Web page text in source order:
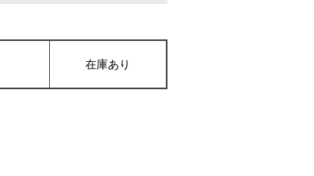
在庫あり